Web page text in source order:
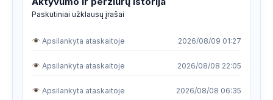
Paskutiniai užklausų įrašai
Apsilankyta ataskaitoje 2026/08/09 01:27
Apsilankyta ataskaitoje 2026/08/08 22:05
Apsilankyta ataskaitoje 2026/08/08 06:35